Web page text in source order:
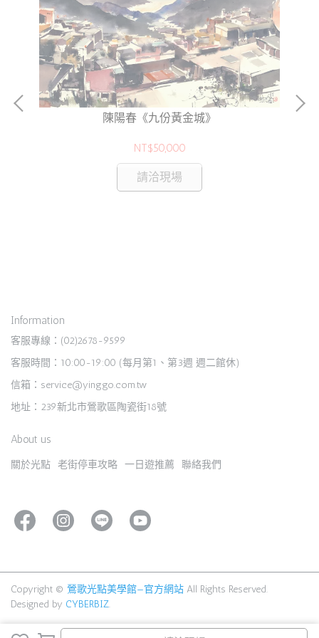
陳陽春《九份黃金城》
NT$50,000
請洽現場
Information
客服專線：(02)2678-9599
客服時間：10:00-19:00 (每月第1、第3週 週二館休)
信箱：service@yinggo.com.tw
地址：239新北市鶯歌區陶瓷街18號
About us
關於光點 老街停車攻略 一日遊推薦 聯絡我們
Copyright © 鶯歌光點美學館—官方網站 All Rights Reserved.
Designed by CYBERBIZ.